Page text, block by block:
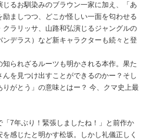
るお馴染みのブラウン一家に加え、「あ
ましつつ、どこか怪しい一面を匂わせる
ラリッサ、山路和弘演じるジャングルの
デラス）など新キャラクターも続々と登
られざるルーツも明かされる本作。果た
を見つけ出すことができるのかー？そし
がとう」の意味とはー？ 今、クマ史上最
7年ぶり！緊張しましたね！」と前作か
感じたと明かす松坂。しかし礼儀正しく